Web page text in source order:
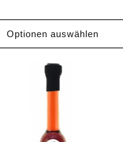
Optionen auswählen